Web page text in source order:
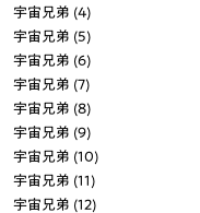
宇宙兄弟 (4)
宇宙兄弟 (5)
宇宙兄弟 (6)
宇宙兄弟 (7)
宇宙兄弟 (8)
宇宙兄弟 (9)
宇宙兄弟 (10)
宇宙兄弟 (11)
宇宙兄弟 (12)